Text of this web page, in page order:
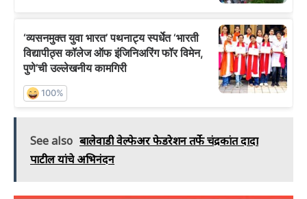
See also बालेवाडी वेल्फेअर फेडरेशन तर्फे चंद्रकांत दादा
पाटील यांचे अभिनंदन